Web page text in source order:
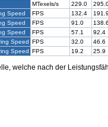
MTexels/s 229.0
Speed
FPS 132.4 191.9
Speed
FPS 91.0 138.6
Speed
FPS 57.1 92.4
Speed FPS 32.0 46.6
Speed FPS 19.2 25.9
welche nach der